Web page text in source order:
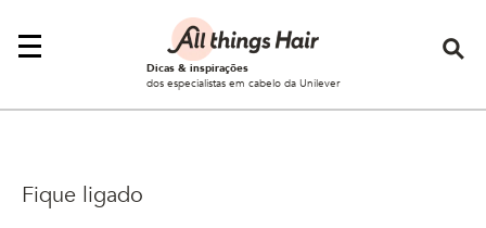
Dicas & inspirações
dos especialistas em cabelo da Unilever
Fique ligado